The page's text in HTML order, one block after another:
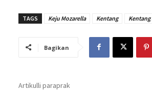
TAGS Keju Mozarella Kentang
Bagikan
Artikulli paraprak